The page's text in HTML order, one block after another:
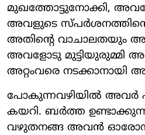
മുഖത്തോട്ടുനോക്കി,
അവളുടെ
അതിന്റെ വാചാലതയും
അവളോടു മുട്ടിയുരുമ്മി
അറ്റംവരെ നടക്കാനായി
പോകുന്നവഴിയില്‍ അവര്‍
കയറി. ബര്‍ത്ത
വഴുതനങ്ങ അവന്‍